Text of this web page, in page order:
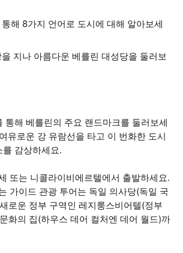
해 8가지 언어로 도시에 대해 알아보세
지나 아름다운 베를린 대성당을 둘러보
통해 베를린의 주요 랜드마크를 둘러보세
유로운 강 유람선을 타고 이 번화한 도시
감상하세요.
또는 니콜라이비에르텔에서 출발하세요.
가이드 관광 투어는 독일 의사당(독일 국
로운 정부 구역인 레지룽스비어텔(정부
화의 집(하우스 데어 컬처엔 데어 월드)까